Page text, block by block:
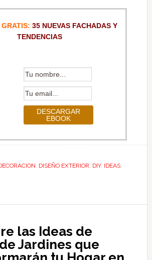
GRATIS: 35 NUEVAS FACHADAS Y
TENDENCIAS
, DISEÑO EXTERIOR, DIY, IDEAS,
las Ideas de
Jardines que